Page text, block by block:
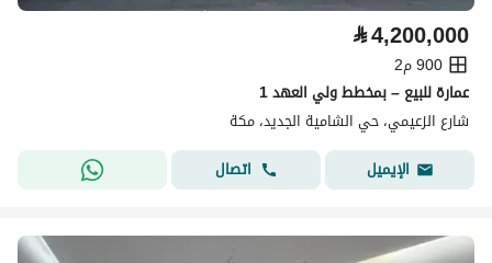
⃁4,200,000
900 م2
عمارة للبيع – بمخطط ولي العهد 1
شارع الزعيمي، حي الشامية الجديد، مكة
الإيميل
اتصال